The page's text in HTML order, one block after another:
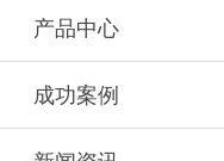
产品中心
成功案例